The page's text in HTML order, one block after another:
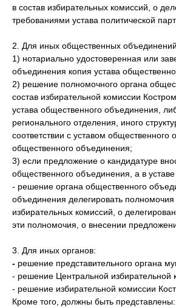
в состав избирательных комиссий, о
требованиями устава политической
2. Для иных общественных
1) нотариально удостоверенная или
объединения копия устава
2) решение полномочного органа
состав избирательной комиссии
устава общественного объединения,
регионального отделения, иного
соответствии с уставом
общественного объединения;
3) если предложение о кандидатуре
общественного объединения, а в
- решение органа общественного
объединения делегировать
избирательных комиссий, о
эти полномочия, о внесении
3. Для иных органов:
- решение представительного органа
- решение Центральной избирательной
- решение избирательной комиссии
Кроме того, должны быть представлены: